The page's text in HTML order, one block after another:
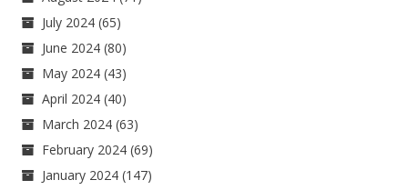
July 2024 (65)
June 2024 (80)
May 2024 (43)
April 2024 (40)
March 2024 (63)
February 2024 (69)
January 2024 (147)